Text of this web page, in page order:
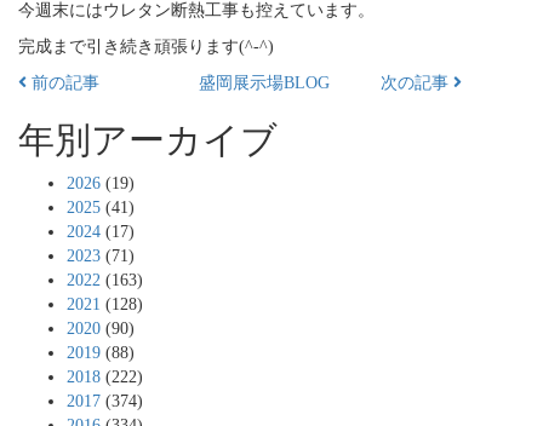
今週末にはウレタン断熱工事も控えています。
完成まで引き続き頑張ります(^-^)
前の記事
盛岡展示場BLOG 次の記事
年別アーカイブ
2026 (19)
2025 (41)
2024 (17)
2023 (71)
2022 (163)
2021 (128)
2020 (90)
2019 (88)
2018 (222)
2017 (374)